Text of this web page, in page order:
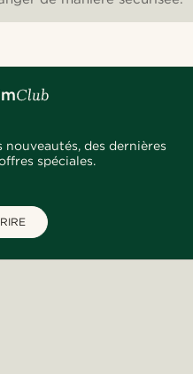
des dernières
spéciales.